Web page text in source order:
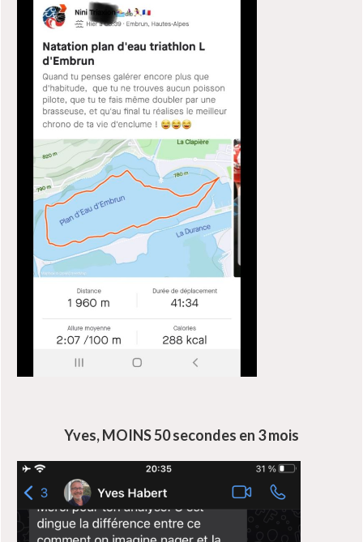
Yves, MOINS 50 secondes en 3 mois